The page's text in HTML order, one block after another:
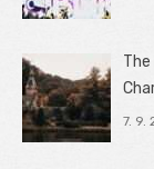
The
7. 9.